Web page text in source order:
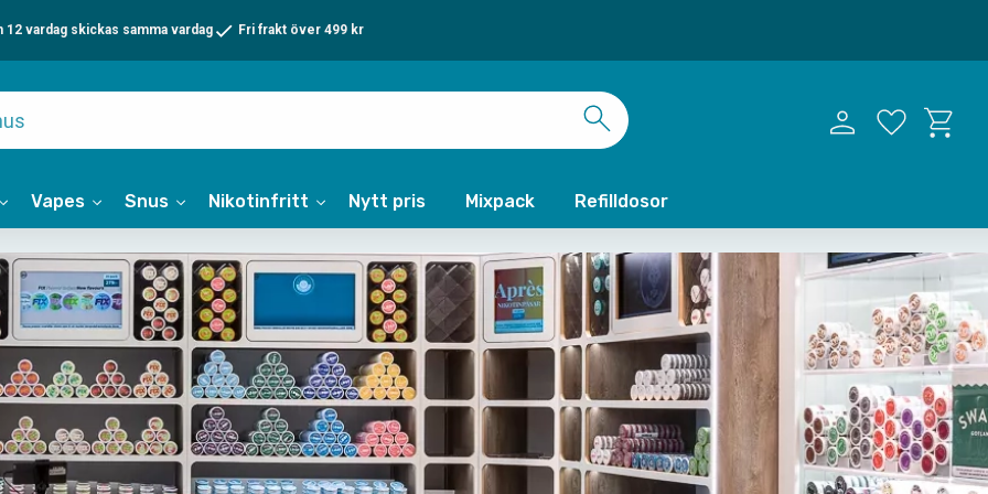
Vapes Snus Nikotinfritt Nytt pris Mixpack Refilldosor
Favoriter
12 vardag skickas samma vardag Fri frakt över 499 kr